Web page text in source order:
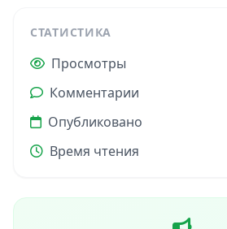
СТАТИСТИКА
Просмотры
Комментарии
Опубликовано
Время чтения